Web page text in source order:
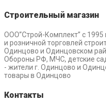
Строительный магазин
ООО”Строй-Комплект” с 1995
и розничной торговлей
Одинцово и Одинцовском
Обороны РФ, МЧС, детские
- жители г. Одинцово и
товары в Одинцово
Контакты